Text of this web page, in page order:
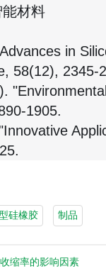
材料
in
58(12), 2345-
1905.
硅橡胶 制品
缩率的影响因素